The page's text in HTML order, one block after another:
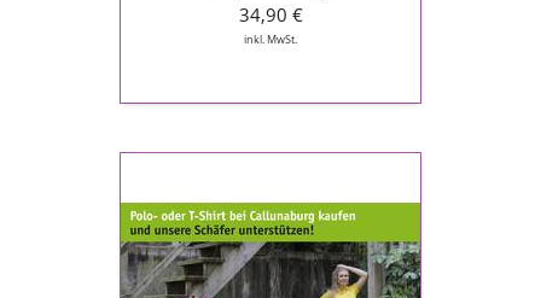
34,90 €
inkl. MwSt.
Polo
in
Sonne